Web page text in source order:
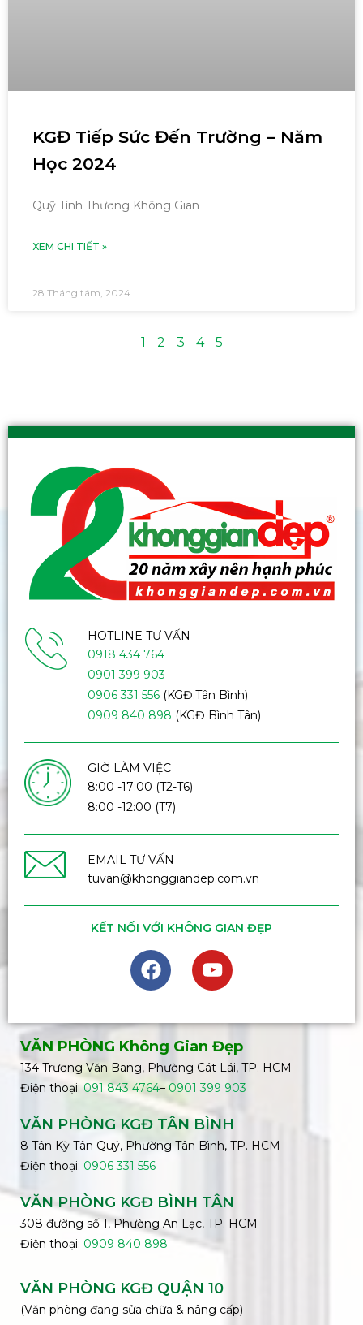
KGĐ Tiếp Sức Đến Trường – Năm
Học 2024
Quỹ Tình Thương Không Gian
XEM CHI TIẾT »
28 Tháng tám, 2024
1 2 3 4 5
HOTLINE TƯ VẤN
0918 434 764
0901 399 903
0906 331 556(KGĐ.Tân Bình)
0909 840 898 (KGĐ Bình Tân)
GIỜ LÀM VIỆC
8:00 -17:00 (T2-T6)
8:00 -12:00 (T7)
EMAIL TƯ VẤN
tuvan@khonggiandep.com.vn
KẾT NỐI VỚI KHÔNG GIAN ĐẸP
VĂN PHÒNG Không Gian Đẹp
134 Trương Văn Bang, Phường Cát Lái, TP. HCM
Điện thoại:091 843 4764– 0901 399 903
VĂN PHÒNG KGĐ TÂN BÌNH
8 Tân Kỳ Tân Quý, Phường Tân Bình, TP. HCM
Điện thoại: 0906 331 556
VĂN PHÒNG KGĐ BÌNH TÂN
308 đường số 1, Phường An Lạc, TP. HCM
Điện thoại: 0909 840 898
VĂN PHÒNG KGĐ QUẬN 10
(Văn phòng đang sửa chữa & nâng cấp)